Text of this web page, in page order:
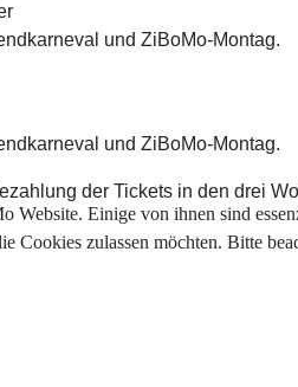
und ZiBoMo-Montag.
und ZiBoMo-Montag.
der Tickets in den drei
Website. Einige von ihnen sind
Cookies zulassen möchten. Bitte